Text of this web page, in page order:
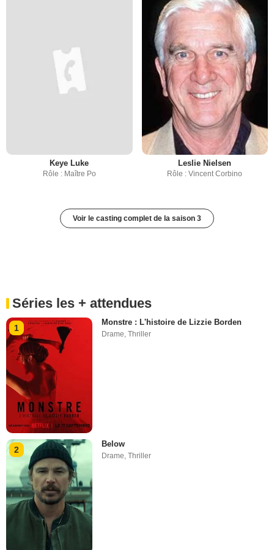
Keye Luke
Rôle : Maître Po
Leslie Nielsen
Rôle : Vincent Corbino
Voir le casting complet de la saison 3
Séries les + attendues
1
Monstre : L'histoire de Lizzie Borden
Drame,Thriller
2
Below
Drame ,Thriller